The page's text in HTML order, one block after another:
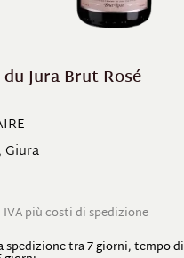
Jura Brut Rosé
Giura
più costi di spedizione
spedizione tra 7 giorni, tempo di